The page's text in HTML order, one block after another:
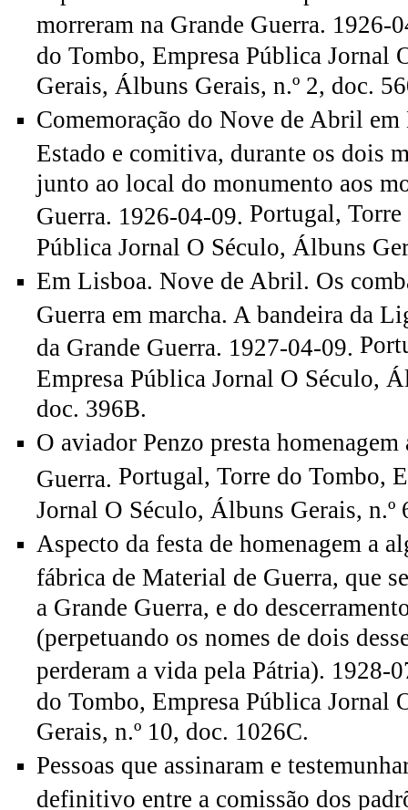
morreram na Grande Guerra. 1926-
do Tombo, Empresa Pública Jornal
Gerais, Álbuns Gerais, n.º 2, doc.
Comemoração do Nove de Abril
Estado e comitiva, durante os dois
junto ao local do monumento aos
Guerra. 1926-04-09. Portugal,
Pública Jornal O Século, Álbuns
Em Lisboa. Nove de Abril. Os
Guerra em marcha. A bandeira da
da Grande Guerra. 1927-04-09.
Empresa Pública Jornal O Século,
doc. 396B.
O aviador Penzo presta
Guerra. Portugal, Torre do Tombo,
Jornal O Século, Álbuns Gerais, n.º
Aspecto da festa de homenagem a
fábrica de Material de Guerra, que
a Grande Guerra, e do
(perpetuando os nomes de dois
perderam a vida pela Pátria). 1928-
do Tombo, Empresa Pública Jornal
Gerais, n.º 10, doc. 1026C.
Pessoas que assinaram e
definitivo entre a comissão dos